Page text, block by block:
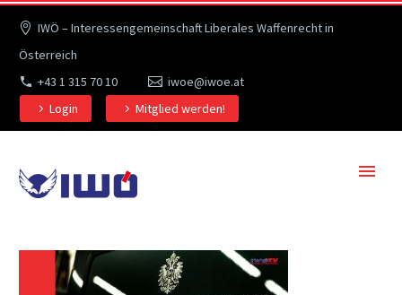
IWÖ – Interessengemeinschaft Liberales Waffenrecht in
Österreich
+43 1 315 70 10
iwoe@iwoe.at
Login
Mitglied werden!